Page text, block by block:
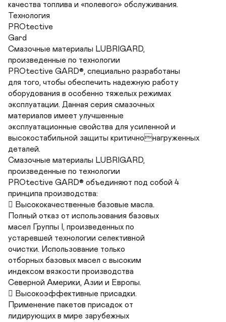
качества топлива и «полевого» обслуживания.
Технология
PROtective
Gard
Смазочные материалы LUBRIGARD,
произведенные по технологии
PROtective GARD®, специально разработаны
для того, чтобы обеспечить надежную работу
оборудования в особенно тяжелых режимах
эксплуатации. Данная серия смазочных
материалов имеет улучшенные
эксплуатационные свойства для усиленной и
высокостабильной защиты критичнонагруженных
деталей.
Смазочные материалы LUBRIGARD,
произведенные по технологии
PROtective GARD® объединяют под собой 4
принципа производства:
 Высококачественные базовые масла.
Полный отказ от использования базовых
масел Группы I, произведенных по
устаревшей технологии селективной
очистки. Использование только
отборных базовых масел с высоким
индексом вязкости производства
Северной Америки, Азии и Европы.
 Высокоэффективные присадки.
Применение пакетов присадок от
лидирующих в мире зарубежных